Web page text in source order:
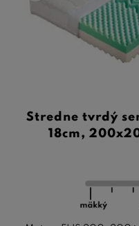
Stredne tvrdý
18cm,